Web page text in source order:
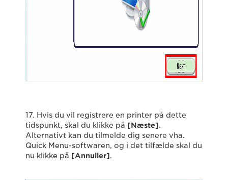
17. Hvis du vil registrere en printer på dette
tidspunkt, skal du klikke på [Næste].
Alternativt kan du tilmelde dig senere vha.
Quick Menu-softwaren, og i det tilfælde skal du
nu klikke på [Annuller].